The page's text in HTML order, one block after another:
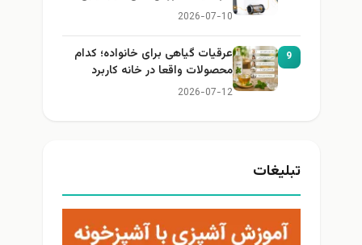
2026-07-10
9
عرقیات گیاهی برای خانواده؛ کدام
محصولات واقعا در خانه کاربرد
دارند؟
2026-07-12
تبلیغات